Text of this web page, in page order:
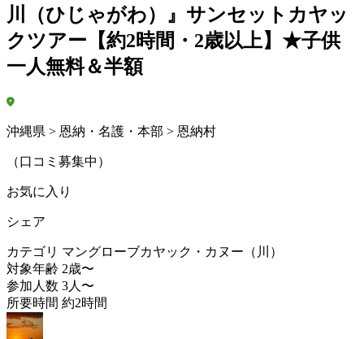
川（ひじゃがわ）』サンセットカヤッ
クツアー【約2時間・2歳以上】★子供
一人無料＆半額
沖縄県 > 恩納・名護・本部 > 恩納村
（口コミ募集中）
お気に入り
シェア
カテゴリ マングローブカヤック・カヌー（川）
対象年齢 2歳〜
参加人数 3人〜
所要時間 約2時間